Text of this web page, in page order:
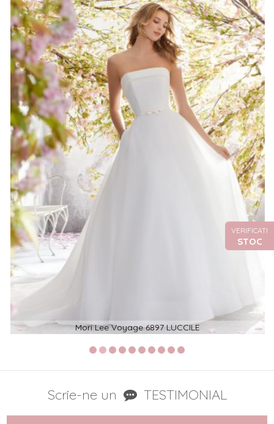
Mori Lee Voyage 6897 LUCCILE
Scrie-ne un TESTIMONIAL
VERIFICATI
STOC